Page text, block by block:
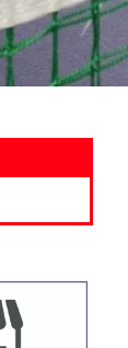
クール東村山
ドーム